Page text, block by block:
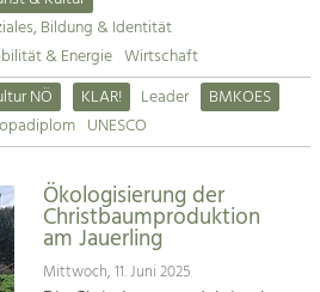
und Forschung.
&
Bildung & Identität
& Energie Wirtschaft
NÖ KLAR! Leader
BMKOES
UNESCO
Ökologisierung der
Christbaumproduktion
am Jauerling
Mittwoch, 11. Juni 2025